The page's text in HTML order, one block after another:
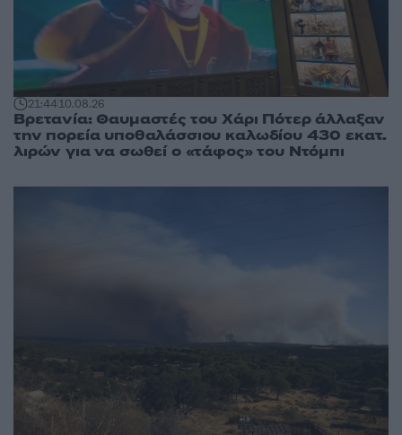
21:4410.08.26
Βρετανία: Θαυμαστές του Χάρι Πότερ άλλαξαν
την πορεία υποθαλάσσιου καλωδίου 430 εκατ.
λιρών για να σωθεί ο «τάφος» του Ντόμπι